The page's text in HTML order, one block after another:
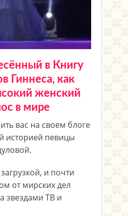
в Книгу
Гиннеса, как
женский
в мире
вас на своем блоге
историей певицы
и почти
от мирских дел
звездами ТВ и